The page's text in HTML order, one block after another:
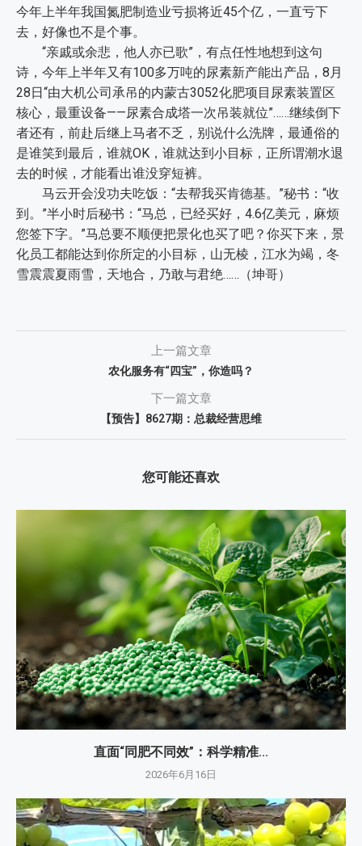
今年上半年我国氮肥制造业亏损将近45个亿，一直亏下
去，好像也不是个事。
“亲戚或余悲，他人亦已歌”，有点任性地想到这句
诗，今年上半年又有100多万吨的尿素新产能出产品，8月
28日“由大机公司承吊的内蒙古3052化肥项目尿素装置区
核心，最重设备——尿素合成塔一次吊装就位”……继续倒下
者还有，前赴后继上马者不乏，别说什么洗牌，最通俗的
是谁笑到最后，谁就OK，谁就达到小目标，正所谓潮水退
去的时候，才能看出谁没穿短裤。
马云开会没功夫吃饭：“去帮我买肯德基。”秘书：“收
到。”半小时后秘书：“马总，已经买好，4.6亿美元，麻烦
您签下字。”马总要不顺便把景化也买了吧？你买下来，景
化员工都能达到你所定的小目标，山无棱，江水为竭，冬
雪震震夏雨雪，天地合，乃敢与君绝…… （坤哥）
上一篇文章
农化服务有“四宝”，你造吗？
下一篇文章
【预告】8627期：总裁经营思维
您可能还喜欢
直面“同肥不同效”：科学精准...
2026年6月16日